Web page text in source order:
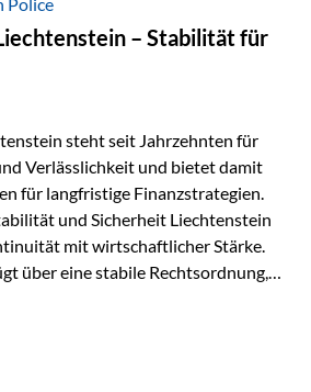
gehören im Konkursfall nicht zur
sondern werden ausschließlich
– Stabilität für
steht seit Jahrzehnten für
Verlässlichkeit und bietet damit
für langfristige Finanzstrategien.
und Sicherheit Liechtenstein
mit wirtschaftlicher Stärke.
über eine stabile Rechtsordnung,
basiert. Diese Struktur schafft